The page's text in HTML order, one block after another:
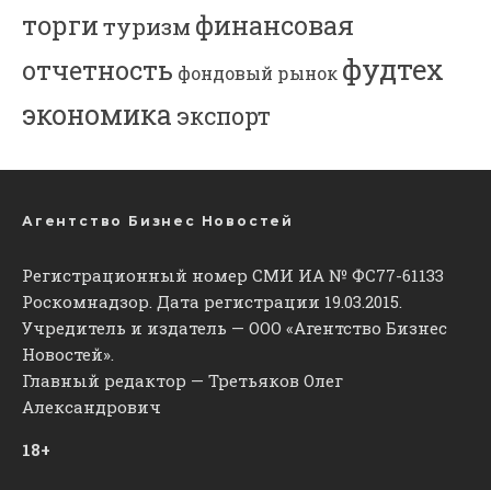
торгитуризм финансовая
отчетность фондовый рынок фудтех
экономика экспорт
Агентство Бизнес Новостей
Регистрационный номер СМИ ИА № ФС77-61133
Роскомнадзор. Дата регистрации 19.03.2015.
Учредитель и издатель — ООО «Агентство Бизнес
Новостей».
Главный редактор — Третьяков Олег
Александрович
18+